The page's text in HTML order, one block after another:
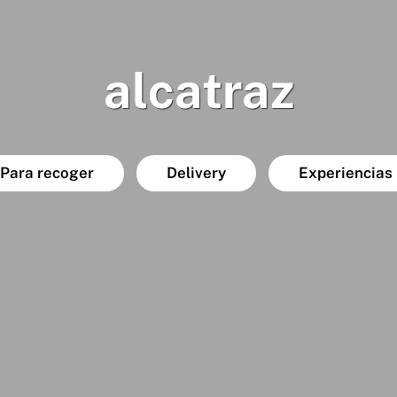
alcatraz
Para recoger Delivery Experiencias